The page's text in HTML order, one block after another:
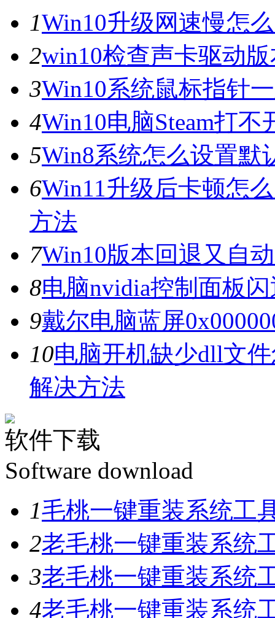
1Win10升级网速慢怎
2win10检查声卡驱动
3Win10系统鼠标指针
4Win10电脑Steam打
5Win8系统怎么设置默
6Win11升级后卡顿怎
方法
7Win10版本回退又自
8电脑nvidia控制面板
9戴尔电脑蓝屏
10电脑开机缺少dll文
解决方法
软件下载
Software download
1毛桃一键重装系统工
2老毛桃一键重装系统
3老毛桃一键重装系统
4老毛桃一键重装系统